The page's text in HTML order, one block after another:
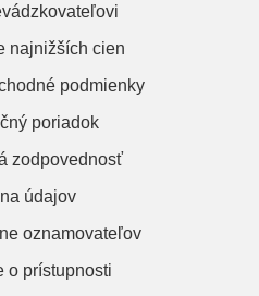
najnižších cien
podmienky
poriadok
zodpovednosť
údajov
oznamovateľov
o prístupnosti